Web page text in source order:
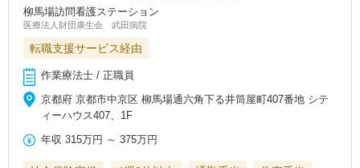
柳馬場訪問看護ステーション
医療法人財団康生会 武田病院
転職支援サービス経由
作業療法士 / 正職員
京都府 京都市中京区 柳馬場通六角下る井筒屋町407番地 シテ
ィーハウス407、1F
年収 315万円 ～375万円